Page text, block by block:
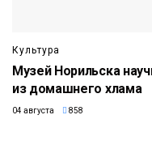
Культура
Музей Норильска
из домашнего хлама
04 августа 858